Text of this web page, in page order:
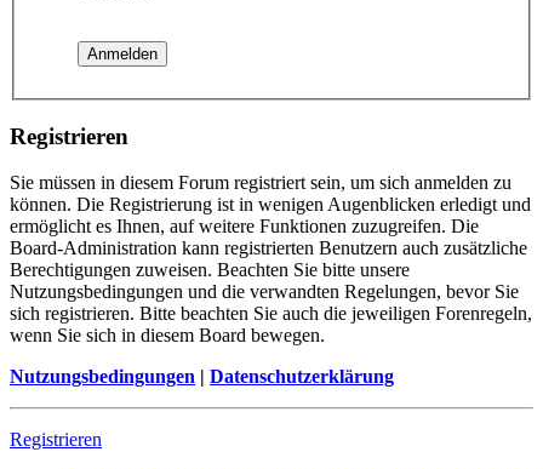
Registrieren
Sie müssen in diesem Forum registriert sein, um sich anmelden zu
können. Die Registrierung ist in wenigen Augenblicken erledigt und
ermöglicht es Ihnen, auf weitere Funktionen zuzugreifen. Die
Board-Administration kann registrierten Benutzern auch zusätzliche
Berechtigungen zuweisen. Beachten Sie bitte unsere
Nutzungsbedingungen und die verwandten Regelungen, bevor Sie
sich registrieren. Bitte beachten Sie auch die jeweiligen Forenregeln,
wenn Sie sich in diesem Board bewegen.
Nutzungsbedingungen | Datenschutzerklärung
Registrieren